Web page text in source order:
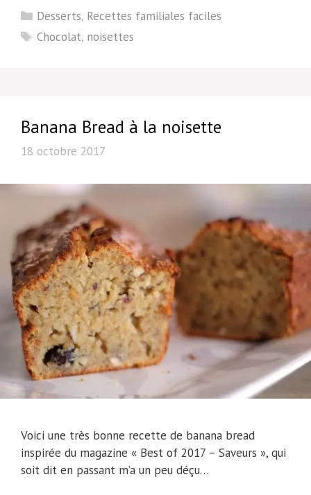
Catégories
Desserts, Recettes familiales faciles
Étiquettes
Chocolat, noisettes
Banana Bread à la noisette
18 octobre 2017
Voici une très bonne recette de banana bread
inspirée du magazine « Best of 2017 – Saveurs », qui
soit dit en passant m’a un peu déçu…